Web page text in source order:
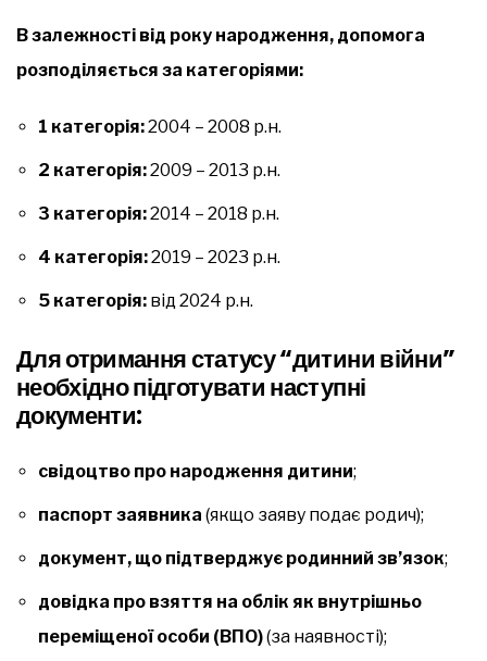
В залежності від року народження, допомога
розподіляється за категоріями:
1 категорія:2004 – 2008 р.н.
2 категорія:2009 – 2013 р.н.
3 категорія:2014 – 2018 р.н.
4 категорія:2019 – 2023 р.н.
5 категорія: від 2024 р.н.
Для отримання статусу “дитини війни”
необхідно підготувати наступні
документи:
свідоцтво про народження дитини;
паспорт заявника (якщо заяву подає родич);
документ, що підтверджує родинний зв’язок;
довідка про взяття на облік як внутрішньо
переміщеної особи (ВПО)(за наявності);